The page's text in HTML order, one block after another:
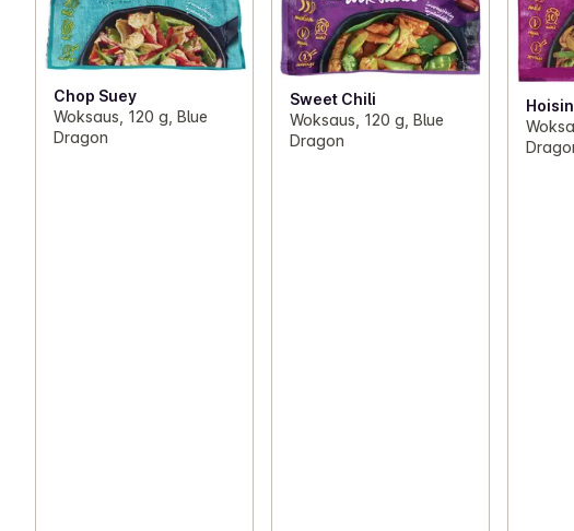
Chop Suey
Woksaus, 120 g, Blue
Dragon
Sweet Chili
Woksaus, 120 g, Blue
Dragon
Hoisin